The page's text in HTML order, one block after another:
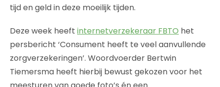
tijd en geld in deze moeilijk tijden.
Deze week heeft internetverzekeraar FBTO het
persbericht ‘Consument heeft te veel aanvullende
zorgverzekeringen’. Woordvoerder Bertwin
Tiemersma heeft hierbij bewust gekozen voor het